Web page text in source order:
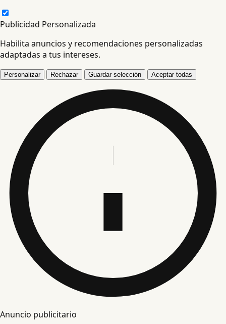
Publicidad Personalizada
Habilita anuncios y recomendaciones personalizadas
adaptadas a tus intereses.
Personalizar Rechazar Guardar selección Aceptar todas
Anuncio publicitario